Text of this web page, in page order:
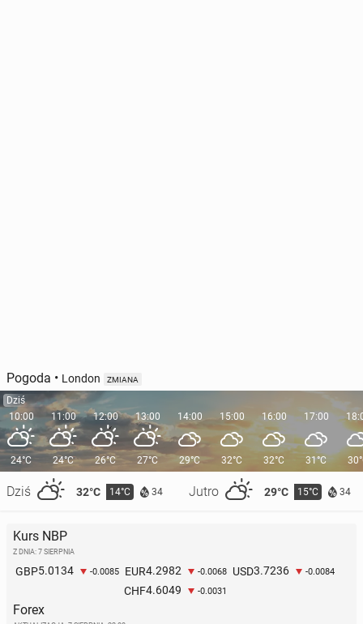
Pogoda • London ZMIANA
Dziś
10:00
24°C
Dziś 32°C 14°C 34 Jutro 29°C 15°C 34
11:00
24°C
12:00
26°C
13:00
27°C
14:00
29°C
15:00
32°C
16:00
32°C
17:00
31°C
Kurs NBP
Z DNIA: 7 SIERPNIA
GBP5.0134 -0.0085 EUR4.2982 -0.0068 USD3.7236 -0.0084
CHF4.6049 -0.0031
Forex